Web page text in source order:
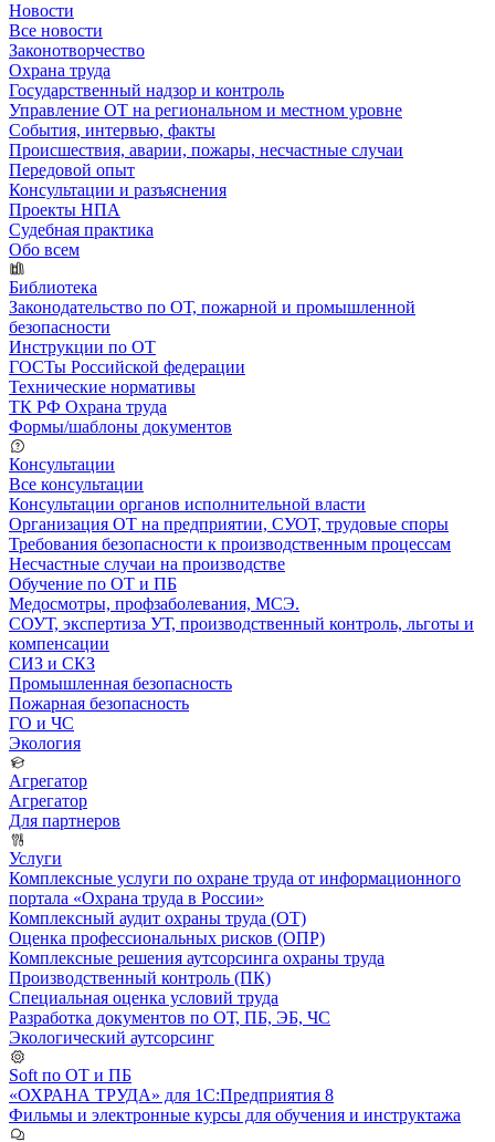
Новости
Все новости
Законотворчество
Охрана труда
Государственный надзор и контроль
Управление ОТ на региональном и местном уровне
События, интервью, факты
Происшествия, аварии, пожары, несчастные случаи
Передовой опыт
Консультации и разъяснения
Проекты НПА
Судебная практика
Обо всем
Библиотека
Законодательство по ОТ, пожарной и промышленной
безопасности
Инструкции по ОТ
ГОСТы Российской федерации
Технические нормативы
ТК РФ Охрана труда
Формы/шаблоны документов
Консультации
Все консультации
Консультации органов исполнительной власти
Организация ОТ на предприятии, СУОТ, трудовые споры
Требования безопасности к производственным процессам
Несчастные случаи на производстве
Обучение по ОТ и ПБ
Медосмотры, профзаболевания, МСЭ.
СОУТ, экспертиза УТ, производственный контроль, льготы и
компенсации
СИЗ и СКЗ
Промышленная безопасность
Пожарная безопасность
ГО и ЧС
Экология
Агрегатор
Агрегатор
Для партнеров
Услуги
Комплексные услуги по охране труда от информационного
портала «Охрана труда в России»
Комплексный аудит охраны труда (ОТ)
Оценка профессиональных рисков (ОПР)
Комплексные решения аутсорсинга охраны труда
Производственный контроль (ПК)
Специальная оценка условий труда
Разработка документов по ОТ, ПБ, ЭБ, ЧС
Экологический аутсорсинг
Soft по ОТ и ПБ
«ОХРАНА ТРУДА» для 1С:Предприятия 8
Фильмы и электронные курсы для обучения и инструктажа